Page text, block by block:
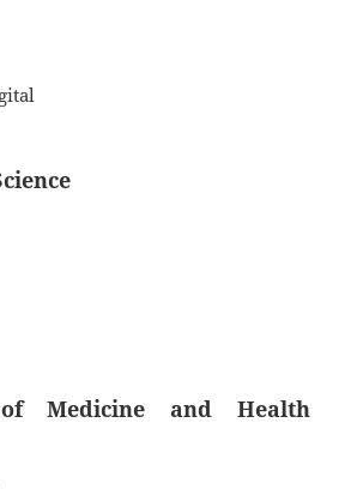
of Medicine and Health